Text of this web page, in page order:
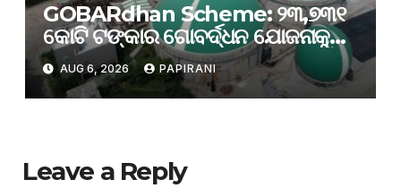
GOBARdhan Scheme: ୨୩,୭୩୧
କୋଟି ଟଙ୍କାର ଗୋବର୍ଦ୍ଧନ ଯୋଜନାକୁ
କ୍ୟାବିନେଟ୍ ମଞ୍ଜୁରି; ବଦଳିବ ଦେଶର
ଜୈବଶକ୍ତି କ୍ଷେତ୍ର
AUG 6, 2026 PAPIRANI
Leave a Reply